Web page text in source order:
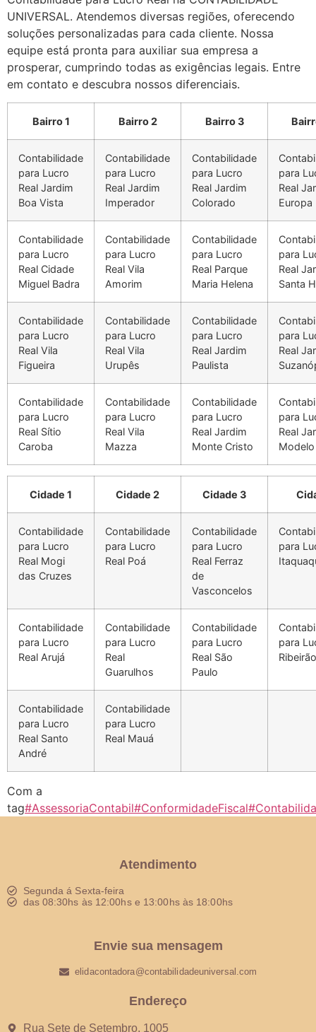
UNIVERSAL. Atendemos diversas regiões, oferecendo
soluções personalizadas para cada cliente. Nossa
equipe está pronta para auxiliar sua empresa a
prosperar, cumprindo todas as exigências legais. Entre
em contato e descubra nossos diferenciais.
Bairro 1 Bairro 2 Bairro 3
Contabilidade
para Lucro
Real Jardim
Boa Vista
Contabilidade
para Lucro
Real Jardim
Imperador
Contabilidade
para Lucro
Real Jardim
Colorado
para
Real
Europa
Contabilidade
para Lucro
Real Cidade
Miguel Badra
Contabilidade
para Lucro
Real Vila
Amorim
Contabilidade
para Lucro
Real Parque
Maria Helena
para
Real
Santa
Contabilidade
para Lucro
Real Vila
Figueira
Contabilidade
para Lucro
Real Vila
Urupês
Contabilidade
para Lucro
Real Jardim
Paulista
para
Real
Contabilidade
para Lucro
Real Sítio
Caroba
Contabilidade
para Lucro
Real Vila
Mazza
Contabilidade
para Lucro
Real Jardim
Monte Cristo
para
Real
Modelo
Cidade 1 Cidade 2 Cidade 3
Contabilidade
para Lucro
Real Mogi
das Cruzes
Contabilidade
para Lucro
Real Poá
Contabilidade
para Lucro
Real Ferraz
de
Vasconcelos
para
Contabilidade
para Lucro
Real Arujá
Contabilidade
para Lucro
Real
Guarulhos
Contabilidade
para Lucro
Real São
Paulo
para
Contabilidade
para Lucro
Real Santo
André
Contabilidade
para Lucro
Real Mauá
Com a
tag#AssessoriaContabil#ConformidadeFiscal
Atendimento
Segunda á Sexta-feira
das 08:30hs às 12:00hs e 13:00hs às 18:00hs
Envie sua mensagem
elidacontadora@contabilidadeuniversal.com
Endereço
Rua Sete de Setembro, 1005